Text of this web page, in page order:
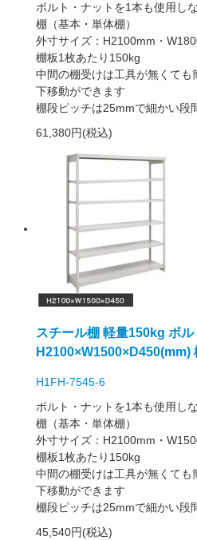
ボルト・ナットを1本も使用し
棚（基本・単体棚）
外寸サイズ：H2100mm・
棚板1枚あたり150kg
中間の棚受けは工具が無くて
下移動ができます
棚段ピッチは25mmで細かい段
61,380円(税込)
スチール棚 軽量150kg ボ
H2100×W1500×D450(mm)
H1FH-7545-6
ボルト・ナットを1本も使用し
棚（基本・単体棚）
外寸サイズ：H2100mm・
棚板1枚あたり150kg
中間の棚受けは工具が無くても
下移動ができます
棚段ピッチは25mmで細かい段
45,540円(税込)